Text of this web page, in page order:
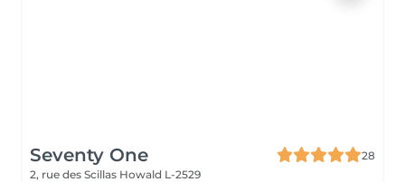
Seventy One
28
2, rue des Scillas Howald L-2529